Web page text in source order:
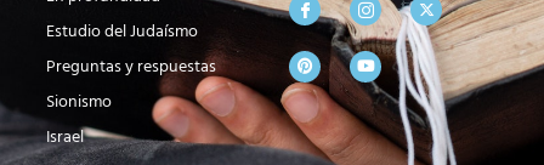
Estudio del Judaísmo
Preguntas y respuestas
Sionismo
Israel